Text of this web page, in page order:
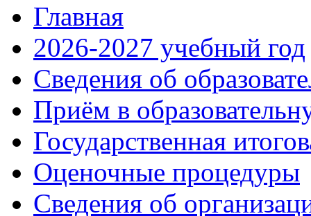
Главная
2026-2027 учебный год
Сведения об
Приём в
Государственная
Оценочные процедуры
Сведения об